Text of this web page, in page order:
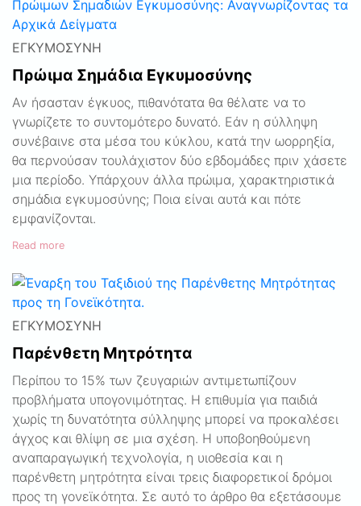
ΕΓΚΥΜΟΣΎΝΗ
Πρώιμα Σημάδια Εγκυμοσύνης
Αν ήσασταν έγκυος, πιθανότατα θα θέλατε να το
γνωρίζετε το συντομότερο δυνατό. Εάν η σύλληψη
συνέβαινε στα μέσα του κύκλου, κατά την ωορρηξία,
θα περνούσαν τουλάχιστον δύο εβδομάδες πριν χάσετε
μια περίοδο. Υπάρχουν άλλα πρώιμα, χαρακτηριστικά
σημάδια εγκυμοσύνης; Ποια είναι αυτά και πότε
εμφανίζονται.
Read more
ΕΓΚΥΜΟΣΎΝΗ
Παρένθετη Μητρότητα
Περίπου το 15% των ζευγαριών αντιμετωπίζουν
προβλήματα υπογονιμότητας. Η επιθυμία για παιδιά
χωρίς τη δυνατότητα σύλληψης μπορεί να προκαλέσει
άγχος και θλίψη σε μια σχέση. Η υποβοηθούμενη
αναπαραγωγική τεχνολογία, η υιοθεσία και η
παρένθετη μητρότητα είναι τρεις διαφορετικοί δρόμοι
προς τη γονεϊκότητα. Σε αυτό το άρθρο θα εξετάσουμε